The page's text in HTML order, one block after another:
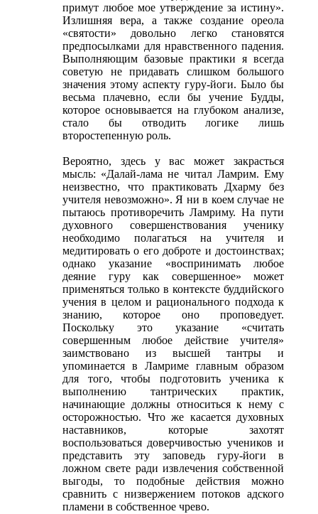
примут любое мое утверждение за истину».
Излишняя вера, а также создание ореола
«святости» довольно легко становятся
предпосылками для нравственного падения.
Выполняющим базовые практики я всегда
советую не придавать слишком большого
значения этому аспекту гуру-йоги. Было бы
весьма плачевно, если бы учение Будды,
которое основывается на глубоком анализе,
стало бы отводить логике лишь
второстепенную роль.
Вероятно, здесь у вас может закрасться
мысль: «Далай-лама не читал Ламрим. Ему
неизвестно, что практиковать Дхарму без
учителя невозможно». Я ни в коем случае не
пытаюсь противоречить Ламриму. На пути
духовного совершенствования ученику
необходимо полагаться на учителя и
медитировать о его доброте и достоинствах;
однако указание «воспринимать любое
деяние гуру как совершенное» может
применяться только в контексте буддийского
учения в целом и рационального подхода к
знанию, которое оно проповедует.
Поскольку это указание «считать
совершенным любое действие учителя»
заимствовано из высшей тантры и
упоминается в Ламриме главным образом
для того, чтобы подготовить ученика к
выполнению тантрических практик,
начинающие должны относиться к нему с
осторожностью. Что же касается духовных
наставников, которые захотят
воспользоваться доверчивостью учеников и
представить эту заповедь гуру-йоги в
ложном свете ради извлечения собственной
выгоды, то подобные действия можно
сравнить с низвержением потоков адского
пламени в собственное чрево.